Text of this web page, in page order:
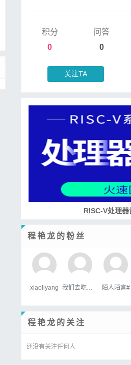
积分
0
问答
0
关注TA
RISC-V处理
程艳龙的粉丝
xiaoliyang 陌人陌言#
程艳龙的关注
还没有关注任何人